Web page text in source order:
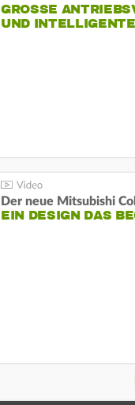
GROSSE
ND INTELLIGENTE…
Der neue Mitsubishi
EIN DESIGN DAS